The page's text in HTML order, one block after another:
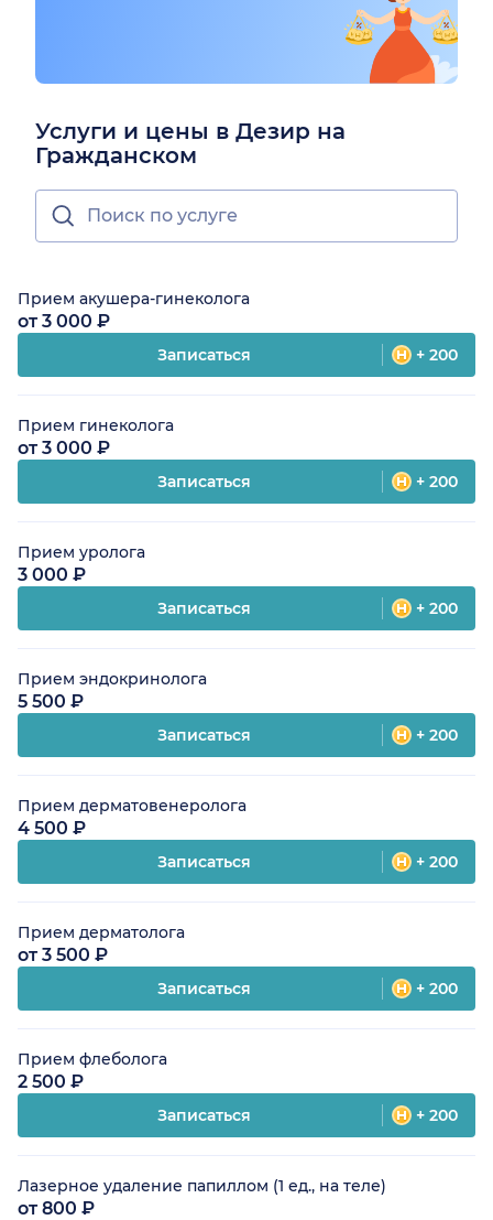
Услуги и цены в Дезир на
Гражданском
Прием акушера-гинеколога
от 3 000 ₽
Записаться + 200
Прием гинеколога
от 3 000 ₽
Записаться + 200
Прием уролога
3 000 ₽
Записаться + 200
Прием эндокринолога
5 500 ₽
Записаться + 200
Прием дерматовенеролога
4 500 ₽
Записаться + 200
Прием дерматолога
от 3 500 ₽
Записаться + 200
Прием флеболога
2 500 ₽
Записаться + 200
Лазерное удаление папиллом (1 ед., на теле)
от 800 ₽